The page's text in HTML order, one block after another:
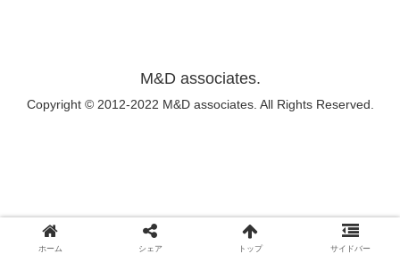
M&D associates.
Copyright © 2012-2022 M&D associates. All Rights Reserved.
ホーム シェア トップ サイドバー